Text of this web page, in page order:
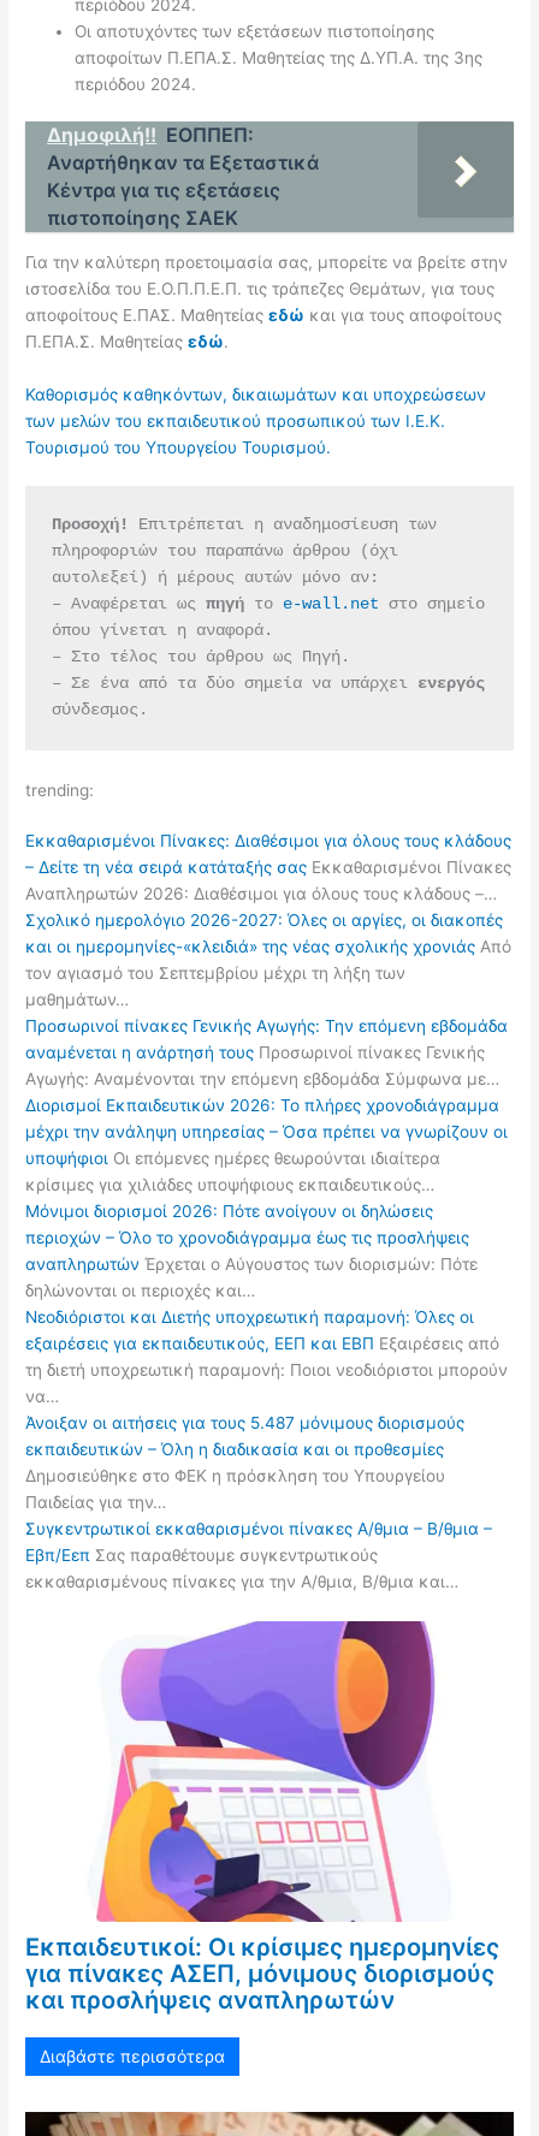
περιόδου 2024.
Οι αποτυχόντες των εξετάσεων πιστοποίησης
αποφοίτων Π.ΕΠΑ.Σ. Μαθητείας της Δ.ΥΠ.Α. της 3ης
περιόδου 2024.
Δημοφιλή!! ΕΟΠΠΕΠ:
Αναρτήθηκαν τα Εξεταστικά
Κέντρα για τις εξετάσεις
πιστοποίησης ΣΑΕΚ
Για την καλύτερη προετοιμασία σας, μπορείτε να βρείτε στην
ιστοσελίδα του Ε.Ο.Π.Π.Ε.Π. τις τράπεζες Θεμάτων, για τους
αποφοίτους Ε.ΠΑΣ. Μαθητείαςεδώ και για τους αποφοίτους
Π.ΕΠΑ.Σ. Μαθητείαςεδώ.
Καθορισμός καθηκόντων, δικαιωμάτων και υποχρεώσεων
των μελών του εκπαιδευτικού προσωπικού των Ι.Ε.Κ.
Τουρισμού του Υπουργείου Τουρισμού.
Προσοχή!
Επιτρέπεται η αναδημοσίευση των
πληροφοριών του παραπάνω άρθρου (όχι
αυτολεξεί) ή μέρους αυτών μόνο αν:
– Αναφέρεται ως πηγή το e-wall.net στο σημείο
όπου γίνεται η αναφορά.
– Στο τέλος του άρθρου ως Πηγή.
– Σε ένα από τα δύο σημεία να υπάρχει
ενεργός
σύνδεσμος.
trending:
Εκκαθαρισμένοι Πίνακες: Διαθέσιμοι για όλους τους κλάδους
– Δείτε τη νέα σειρά κατάταξής σας Εκκαθαρισμένοι Πίνακες
Αναπληρωτών 2026: Διαθέσιμοι για όλους τους κλάδους –…
Σχολικό ημερολόγιο 2026-2027: Όλες οι αργίες, οι διακοπές
και οι ημερομηνίες-«κλειδιά» της νέας σχολικής χρονιάς Από
τον αγιασμό του Σεπτεμβρίου μέχρι τη λήξη των
μαθημάτων…
Προσωρινοί πίνακες Γενικής Αγωγής: Την επόμενη εβδομάδα
αναμένεται η ανάρτησή τους Προσωρινοί πίνακες Γενικής
Αγωγής: Αναμένονται την επόμενη εβδομάδα Σύμφωνα με…
Διορισμοί Εκπαιδευτικών 2026: Το πλήρες χρονοδιάγραμμα
μέχρι την ανάληψη υπηρεσίας – Όσα πρέπει να γνωρίζουν οι
υποψήφιοι Οι επόμενες ημέρες θεωρούνται ιδιαίτερα
κρίσιμες για χιλιάδες υποψήφιους εκπαιδευτικούς…
Μόνιμοι διορισμοί 2026: Πότε ανοίγουν οι δηλώσεις
περιοχών – Όλο το χρονοδιάγραμμα έως τις προσλήψεις
αναπληρωτών Έρχεται ο Αύγουστος των διορισμών: Πότε
δηλώνονται οι περιοχές και…
Νεοδιόριστοι και Διετής υποχρεωτική παραμονή: Όλες οι
εξαιρέσεις για εκπαιδευτικούς, ΕΕΠ και ΕΒΠ Εξαιρέσεις από
τη διετή υποχρεωτική παραμονή: Ποιοι νεοδιόριστοι μπορούν
να…
Άνοιξαν οι αιτήσεις για τους 5.487 μόνιμους διορισμούς
εκπαιδευτικών – Όλη η διαδικασία και οι προθεσμίες
Δημοσιεύθηκε στο ΦΕΚ η πρόσκληση του Υπουργείου
Παιδείας για την…
Συγκεντρωτικοί εκκαθαρισμένοι πίνακες Α/θμια – Β/θμια –
Εβπ/Εεπ Σας παραθέτουμε συγκεντρωτικούς
εκκαθαρισμένους πίνακες για την Α/θμια, Β/θμια και…
Εκπαιδευτικοί: Οι κρίσιμες ημερομηνίες
για πίνακες ΑΣΕΠ, μόνιμους διορισμούς
και προσλήψεις αναπληρωτών
Διαβάστε περισσότερα